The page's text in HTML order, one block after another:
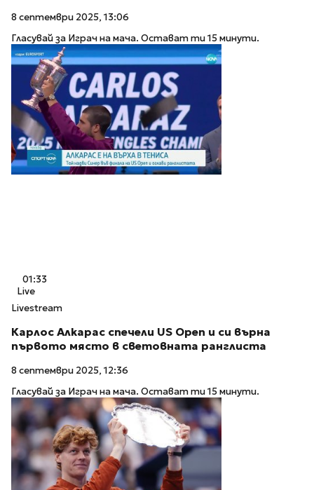
8 септември 2025, 13:06
Гласувай за Играч на мача. Остават ти 15 минути.
01:33
Live
Livestream
Карлос Алкарас спечели US Open и си върна
първото място в световната ранглиста
8 септември 2025, 12:36
Гласувай за Играч на мача. Остават ти 15 минути.